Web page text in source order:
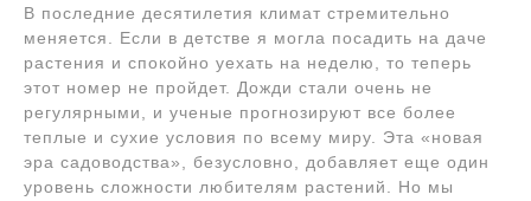
В последние десятилетия климат стремительно
меняется. Если в детстве я могла посадить на даче
растения и спокойно уехать на неделю, то теперь
этот номер не пройдет. Дожди стали очень не
регулярными, и ученые прогнозируют все более
теплые и сухие условия по всему миру. Эта «новая
эра садоводства», безусловно, добавляет еще один
уровень сложности любителям растений. Но мы